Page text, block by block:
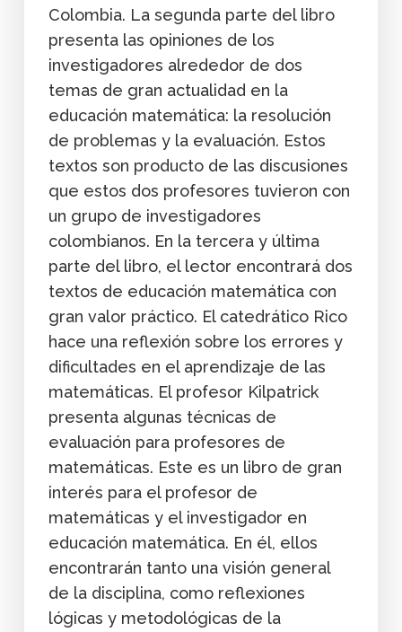
Colombia. La segunda parte del libro
presenta las opiniones de los
investigadores alrededor de dos
temas de gran actualidad en la
educación matemática: la resolución
de problemas y la evaluación. Estos
textos son producto de las discusiones
que estos dos profesores tuvieron con
un grupo de investigadores
colombianos. En la tercera y última
parte del libro, el lector encontrará dos
textos de educación matemática con
gran valor práctico. El catedrático Rico
hace una reflexión sobre los errores y
dificultades en el aprendizaje de las
matemáticas. El profesor Kilpatrick
presenta algunas técnicas de
evaluación para profesores de
matemáticas. Este es un libro de gran
interés para el profesor de
matemáticas y el investigador en
educación matemática. En él, ellos
encontrarán tanto una visión general
de la disciplina, como reflexiones
lógicas y metodológicas de la